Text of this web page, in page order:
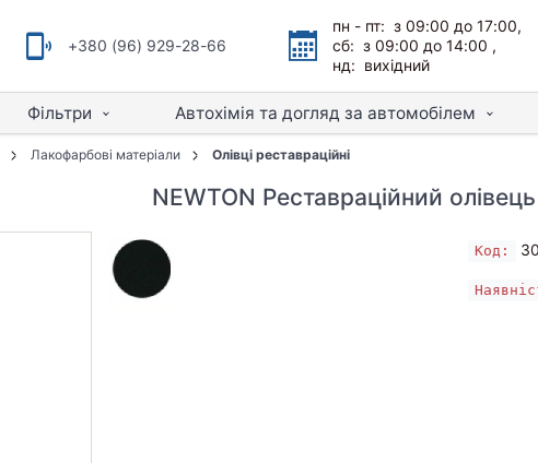
+380 (96) 929-28-66
пн - пт: з 09:00 до 17:00,
сб: з 09:00 до 14:00 ,
нд: вихідний
Фільтри Автохімія та догляд за автомобілем
Лакофарбові матеріали Олівці реставраційні
NEWTON Реставраційний
Код: